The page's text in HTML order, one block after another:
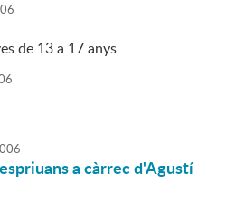
de 13 a 17 anys
a càrrec d'Agustí